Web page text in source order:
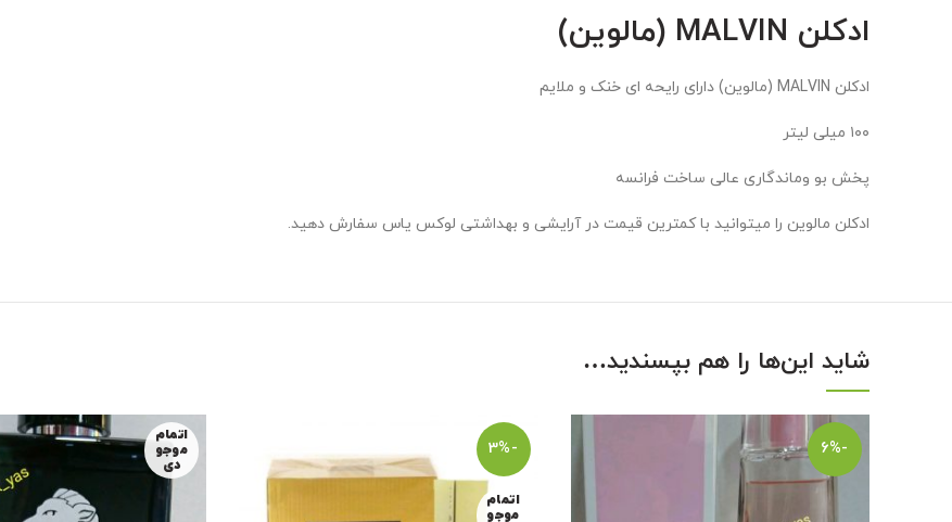
ادکلن MALVIN (مالوین)
ادکلن MALVIN (مالوین) دارای رایحه ای خنک و ملایم
۱۰۰ میلی لیتر
پخش بو وماندگاری عالی ساخت فرانسه
ادکلن مالوین را میتوانید با کمترین قیمت در آرایشی و بهداشتی لوکس یاس سفارش دهید.
شاید این‌ها را هم بپسندید…
-6%
-3%
اتمام
موجو
اتمام
موجو
دی